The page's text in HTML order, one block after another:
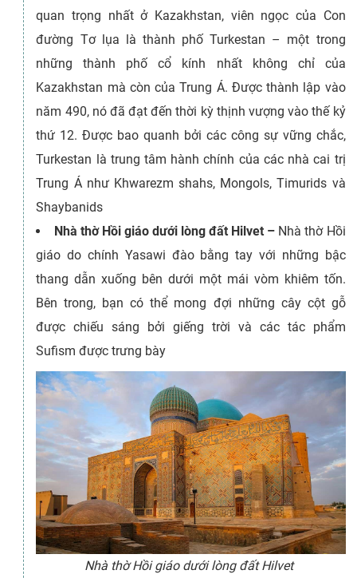
quan trọng nhất ở Kazakhstan, viên ngọc của Con
đường Tơ lụa là thành phố Turkestan – một trong
những thành phố cổ kính nhất không chỉ của
Kazakhstan mà còn của Trung Á. Được thành lập vào
năm 490, nó đã đạt đến thời kỳ thịnh vượng vào thế kỷ
thứ 12. Được bao quanh bởi các công sự vững chắc,
Turkestan là trung tâm hành chính của các nhà cai trị
Trung Á như Khwarezm shahs, Mongols, Timurids và
Shaybanids
Nhà thờ Hồi giáo dưới lòng đất Hilvet – Nhà thờ Hồi
giáo do chính Yasawi đào bằng tay với những bậc
thang dẫn xuống bên dưới một mái vòm khiêm tốn.
Bên trong, bạn có thể mong đợi những cây cột gỗ
được chiếu sáng bởi giếng trời và các tác phẩm
Sufism được trưng bày
Nhà thờ Hồi giáo dưới lòng đất Hilvet